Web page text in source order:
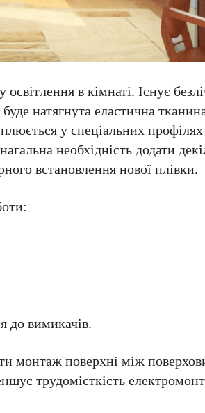
в кімнаті. Існує
натягнута еластична
у спеціальних профілях
необхідність додати
встановлення нової плівки.
до вимикачів.
монтаж поверхні між
трудомісткість